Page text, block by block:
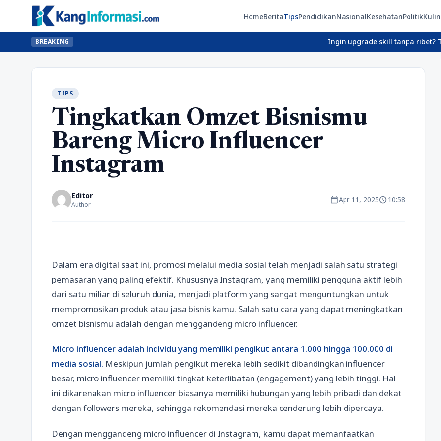
HomeBeritaTipsPendidikanNasionalKesehatanPolitik
BREAKING Ingin upgrade skill tanpa ribet?
TIPS
Tingkatkan Omzet Bisnismu
Bareng Micro Influencer
Instagram
Editor
Author calendar_todayApr 11, 2025schedule10:58
Dalam era digital saat ini, promosi melalui media sosial telah menjadi salah satu strategi
pemasaran yang paling efektif. Khususnya Instagram, yang memiliki pengguna aktif lebih
dari satu miliar di seluruh dunia, menjadi platform yang sangat menguntungkan untuk
mempromosikan produk atau jasa bisnis kamu. Salah satu cara yang dapat meningkatkan
omzet bisnismu adalah dengan menggandeng micro influencer.
Micro influencer adalah individu yang memiliki pengikut antara 1.000 hingga 100.000 di
media sosial. Meskipun jumlah pengikut mereka lebih sedikit dibandingkan influencer
besar, micro influencer memiliki tingkat keterlibatan (engagement) yang lebih tinggi. Hal
ini dikarenakan micro influencer biasanya memiliki hubungan yang lebih pribadi dan dekat
dengan followers mereka, sehingga rekomendasi mereka cenderung lebih dipercaya.
Dengan menggandeng micro influencer di Instagram, kamu dapat memanfaatkan